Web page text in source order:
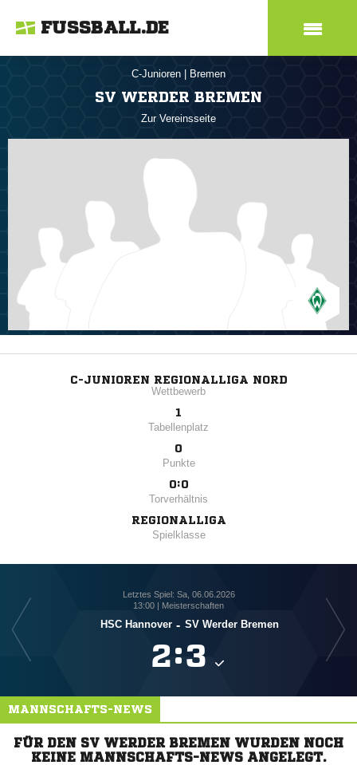
FUSSBALL.DE
C-Junioren Bremen
SV WERDER BREMEN
Zur Vereinsseite
C-JUNIOREN REGIONALLIGA NORD
Wettbewerb
1
Tabellenplatz
0
Punkte
0:0
Torverhältnis
REGIONALLIGA
Spielklasse
Letztes Spiel: Sa, 06.06.2026
13:00 | Meisterschaften
HSC Hannover - SV Werder Bremen
:
MANNSCHAFTS-NEWS
FÜR DEN SV WERDER BREMEN WURDEN NOCH
KEINE MANNSCHAFTS-NEWS ANGELEGT.